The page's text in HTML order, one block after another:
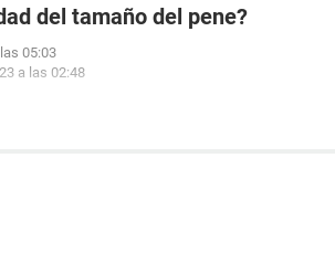
del tamaño del pene?
05:03
a las 02:48